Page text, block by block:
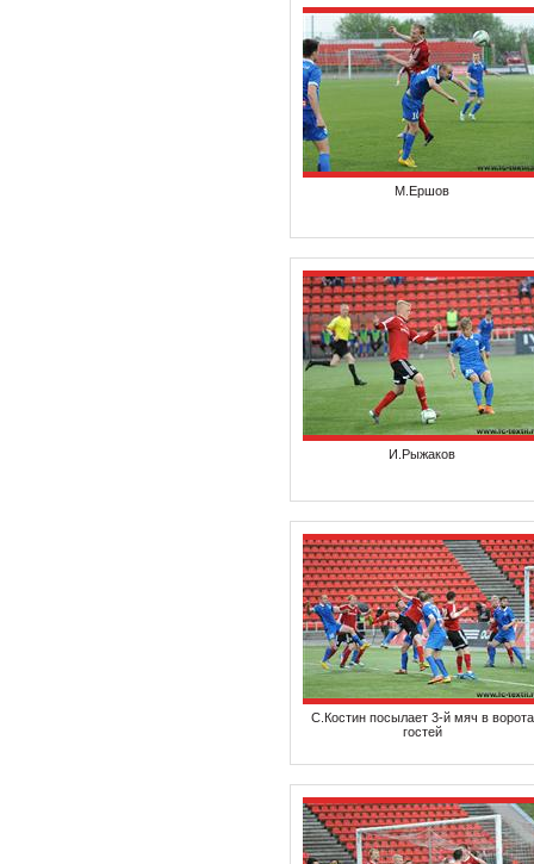
М.Ершов
И.Рыжаков
С.Костин посылает 3-й мяч в ворота
гостей